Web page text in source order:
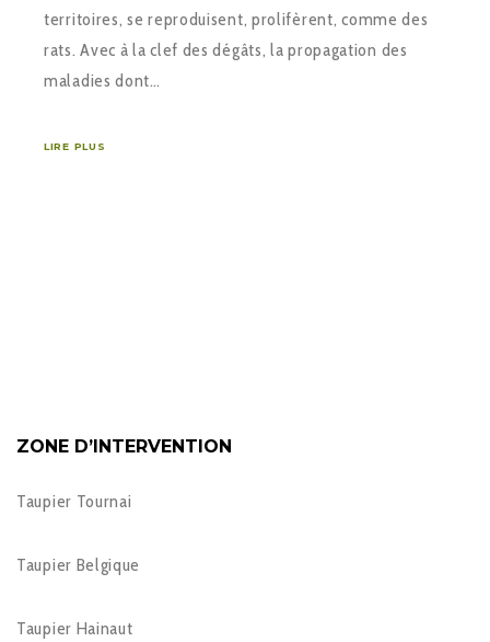
territoires, se reproduisent, prolifèrent, comme des
rats. Avec à la clef des dégâts, la propagation des
maladies dont…
LIRE PLUS
ZONE D’INTERVENTION
Taupier Tournai
Taupier Belgique
Taupier Hainaut